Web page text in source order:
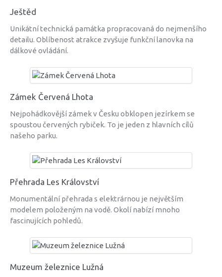
Ještěd
Unikátní technická památka propracovaná do nejmenšího
detailu. Oblíbenost atrakce zvyšuje funkční lanovka na
dálkové ovládání.
Zámek Červená Lhota
Nejpohádkovější zámek v Česku obklopen jezírkem se
spoustou červených rybiček. To je jeden z hlavních cílů
našeho parku.
Přehrada Les Království
Monumentální přehrada s elektrárnou je největším
modelem položeným na vodě. Okolí nabízí mnoho
fascinujících pohledů.
Muzeum železnice Lužná